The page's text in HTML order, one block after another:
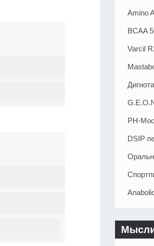
Amino
BCAA
Varcil
PH-
DSIP